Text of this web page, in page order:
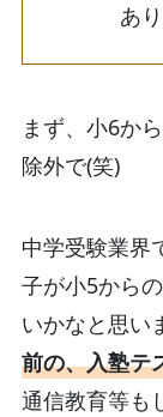
あり
まず、小6か
除外で(笑)
中学受験業界
子が小5から
いかなと思い
前の、入塾テ
通信教育等も